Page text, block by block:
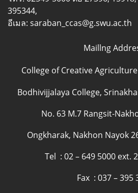
395344,
อีเมล: saraban_ccas@g.swu.ac.th
Maillng
College of Creative Agriculture
Bodhivijjalaya College,
No. 63 M.7 Rangsit-
Ongkharak, Nakhon Nayok
Tel : 02 – 649 5000 ext.
Fax : 037 – 395